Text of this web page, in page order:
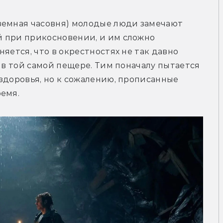
часовня) молодые люди замечают
при прикосновении, и им сложно
что в окрестностях не так давно
той самой пещере. Тим поначалу пытается
но к сожалению, прописанные